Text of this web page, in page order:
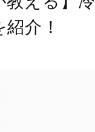
介！